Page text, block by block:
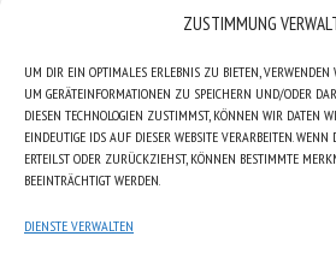
ZUSTIMMUNG
UM DIR EIN OPTIMALES ERLEBNIS ZU BIETEN, VERWENDEN
UM GERÄTEINFORMATIONEN ZU SPEICHERN UND/ODER
DIESEN TECHNOLOGIEN ZUSTIMMST, KÖNNEN WIR DATEN
EINDEUTIGE IDS AUF DIESER WEBSITE VERARBEITEN.
ERTEILST ODER ZURÜCKZIEHST, KÖNNEN BESTIMMTE
BEEINTRÄCHTIGT WERDEN.
DIENSTE VERWALTEN